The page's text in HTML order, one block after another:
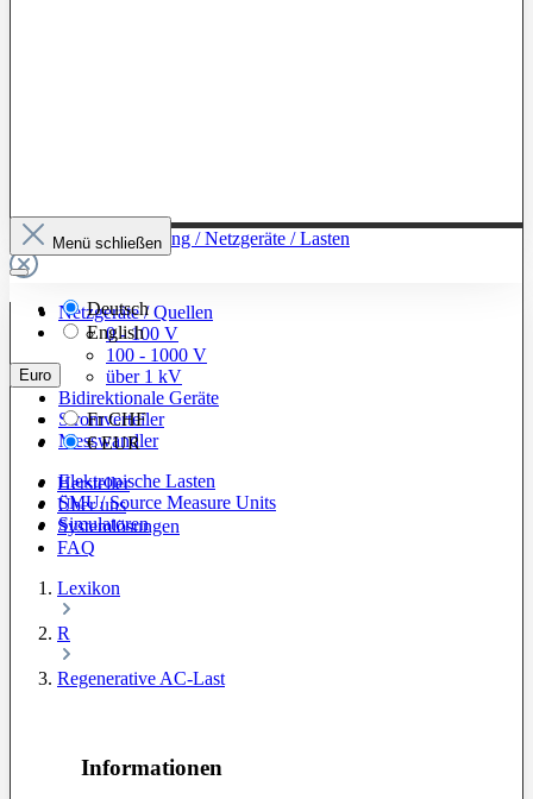
Zur Kategorie: Leistung / Netzgeräte / Lasten
Netzgeräte / Quellen
0 - 100 V
100 - 1000 V
über 1 kV
Bidirektionale Geräte
Stromverteiler
Messwandler
Elektronische Lasten
SMU/ Source Measure Units
Simulatoren
Menü schließen
Deutsch
English
Euro
FrCHF
€EUR
Hersteller
Über uns
Systemlösungen
FAQ
Lexikon
R
Regenerative AC-Last
Informationen